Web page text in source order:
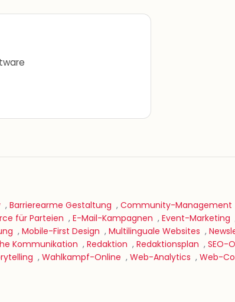
, Barrierearme Gestaltung , Community-Management
für Parteien , E-Mail-Kampagnen , Event-Marketing
, Mobile-First Design , Multilinguale Websites ,
Kommunikation , Redaktion , Redaktionsplan , SEO-
, Wahlkampf-Online , Web-Analytics , Web-